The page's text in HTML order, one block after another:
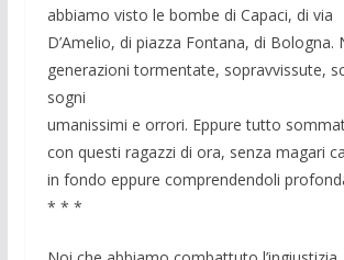
abbiamo visto le bombe di Capaci, di via
D’Amelio, di piazza Fontana, di Bologna.
generazioni tormentate, sopravvissute,
sogni
umanissimi e orrori. Eppure tutto
con questi ragazzi di ora, senza magari
in fondo eppure comprendendoli
* * *